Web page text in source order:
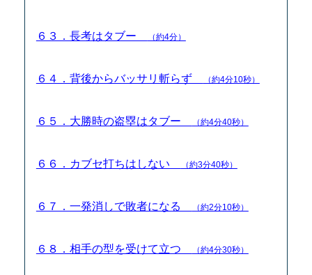
６３．長考はタブー （約4分）
６４．背後からバッサリ斬らず （約4分10秒）
６５．大勝時の盗塁はタブー （約4分40秒）
６６．カブセ打ちはしない （約3分40秒）
６７．一発消しで敗者になる （約2分10秒）
６８．相手の型を受けて立つ （約4分30秒）